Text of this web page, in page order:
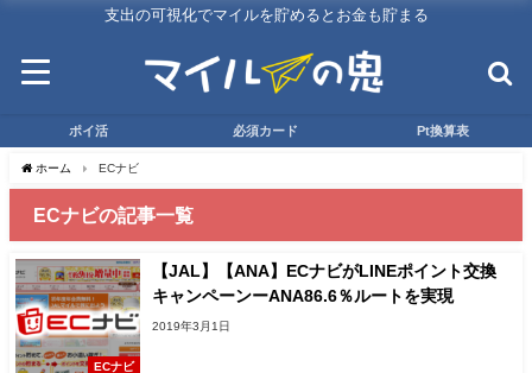
支出の可視化でマイルを貯めるとお金も貯まる
ポイ活 必須カード Pt換算表
ホーム ECナビ
ECナビの記事一覧
ECナビ
【JAL】【ANA】ECナビがLINEポイント交換
キャンペーンーANA86.6％ルートを実現
2019年3月1日